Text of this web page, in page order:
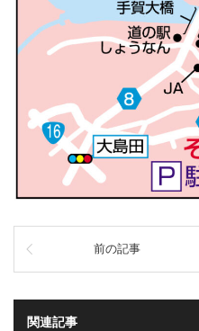
前の記事
関連記事